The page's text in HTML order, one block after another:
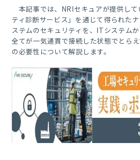
本記事では、 NRIセキュアが提供し
ティ診断サービス」を通じて得られた
ステムのセキュリティを、ITシステム
全てが一気通貫で接続した状態でとらえ
の必要性について解説します。